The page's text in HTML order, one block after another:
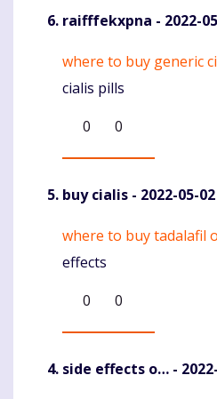
raifffekxpna - 2022-
Komentaras
where to buy generic
cialis pills
0
0
buy cialis - 2022-05-
Komentaras
where to buy tadalafil
effects
0
0
side effects o… -